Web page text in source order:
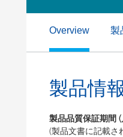
Overview 製
製品情
製品品質保証期間 (
(製品文書に記載さ